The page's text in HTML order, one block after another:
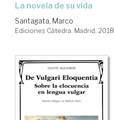
la novela de su vida
Santagata, Marco
Ediciones Cátedra. Madrid, 2018